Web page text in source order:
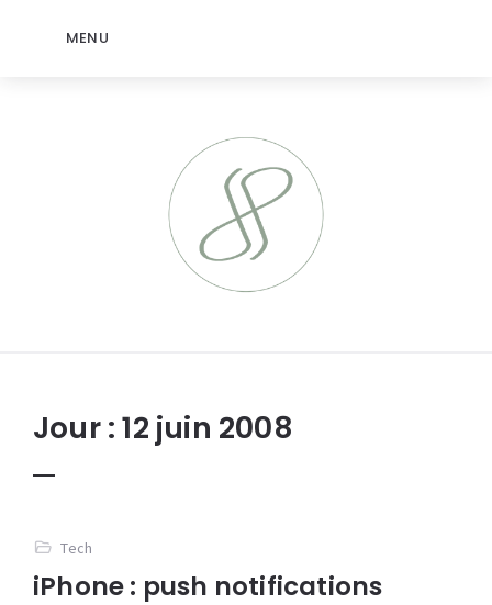
MENU
Jour :12 juin 2008
Tech
iPhone : push notifications